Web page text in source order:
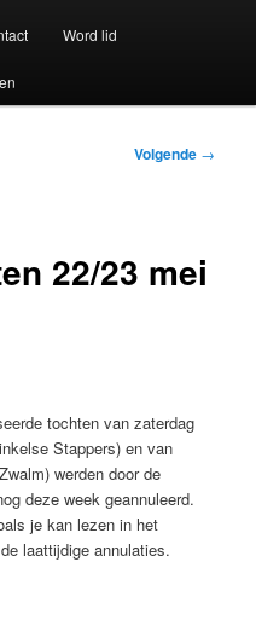
Word lid
Volgende →
22/23 mei
tochten van zaterdag
Stappers) en van
werden door de
deze week geannuleerd.
je kan lezen in het
laattijdige annulaties.